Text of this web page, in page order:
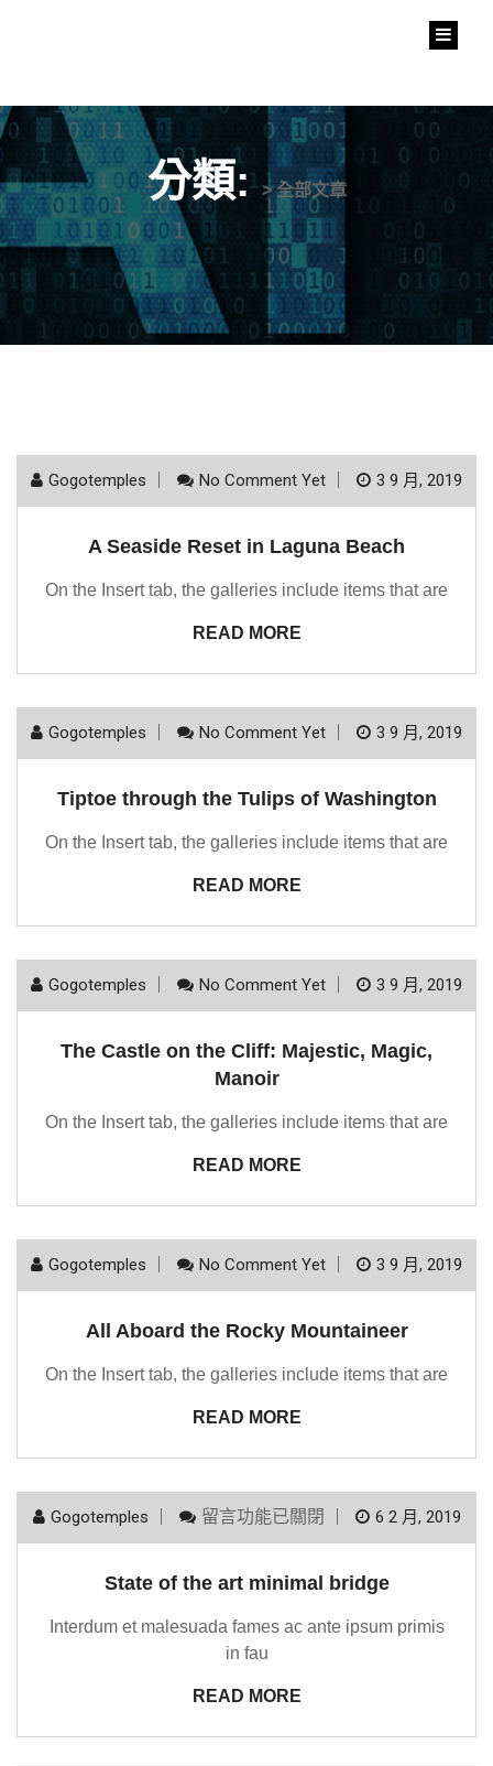
分類: > 全部文章
Gogotemples No Comment Yet 3 9 月, 2019
A Seaside Reset in Laguna Beach
On the Insert tab, the galleries include items that are
READ MORE
Gogotemples No Comment Yet 3 9 月, 2019
Tiptoe through the Tulips of Washington
On the Insert tab, the galleries include items that are
READ MORE
Gogotemples No Comment Yet 3 9 月, 2019
The Castle on the Cliff: Majestic, Magic,
Manoir
On the Insert tab, the galleries include items that are
READ MORE
Gogotemples No Comment Yet 3 9 月, 2019
All Aboard the Rocky Mountaineer
On the Insert tab, the galleries include items that are
READ MORE
Gogotemples 留言功能已關閉 6 2 月, 2019
State of the art minimal bridge
Interdum et malesuada fames ac ante ipsum primis
in fau
READ MORE